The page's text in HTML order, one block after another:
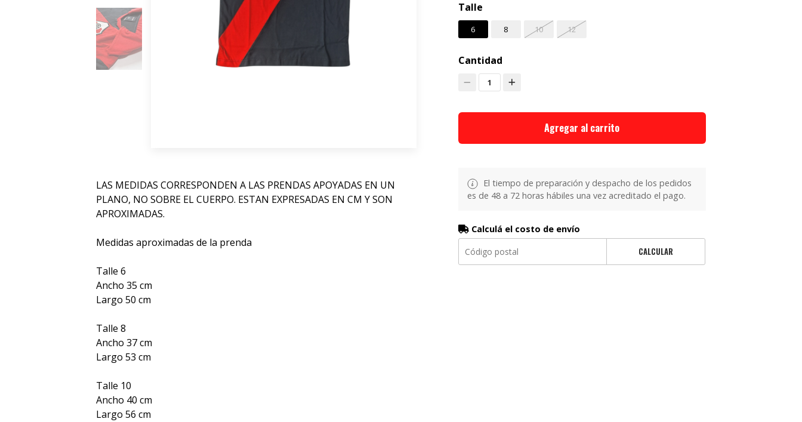
LAS MEDIDAS CORRESPONDEN A LAS PRENDAS APOYADAS EN UN
PLANO, NO SOBRE EL CUERPO. ESTAN EXPRESADAS EN CM Y SON
APROXIMADAS.
Medidas aproximadas de la prenda
Talle 6
Ancho 35 cm
Largo 50 cm
Talle 8
Ancho 37 cm
Largo 53 cm
Talle 10
Ancho 40 cm
Largo 56 cm
Talle
6 8 10 12
Cantidad
1
Agregar al carrito
El tiempo de preparación y despacho de los pedidos
es de 48 a 72 horas hábiles una vez acreditado el pago.
Calculá el costo de envío
CALCULAR